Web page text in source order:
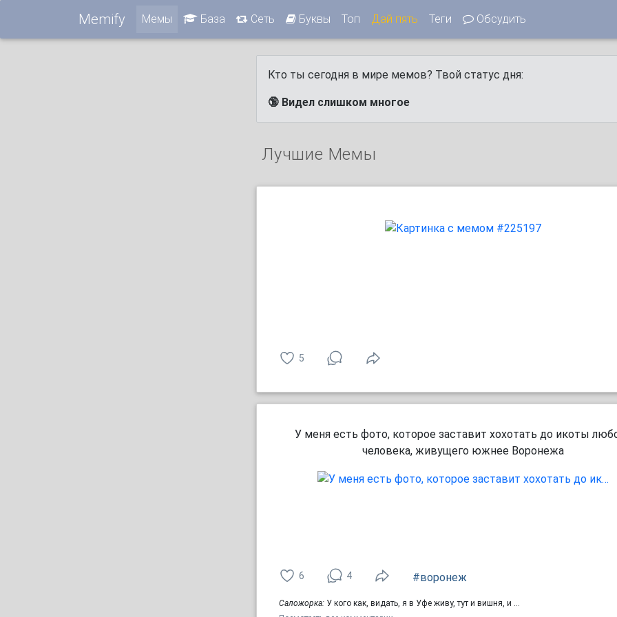
Memify Мемы База Сеть Буквы Топ Дай пять Теги Обсудить
Кто ты сегодня в мире мемов? Твой статус дня:
🔞 Видел слишком многое
Лучшие Мемы
5
У меня есть фото, которое заставит хохотать до икоты
человека, живущего южнее Воронежа
6 4 #воронеж
Саложорка: У кого как, видать, я в Уфе живу, тут и вишня, и …